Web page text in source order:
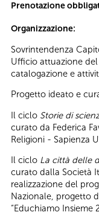
Prenotazione
Organizzazione:
Sovrintendenza
Ufficio attuazione
catalogazione e
Progetto ideato e
Il ciclo Storie di
curato da Federica
Religioni - Sapienza
Il ciclo La città delle
curato dalla Società
realizzazione del
Nazionale, progetto
“Educhiamo Insieme